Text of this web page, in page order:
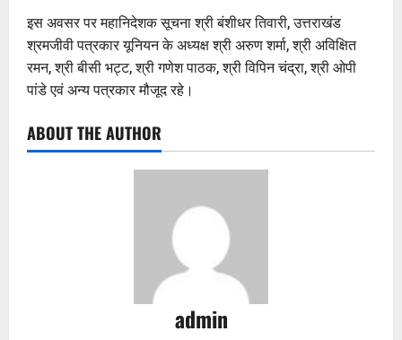
इस अवसर पर महानिदेशक सूचना श्री बंशीधर तिवारी, उत्तराखंड
श्रमजीवी पत्रकार यूनियन के अध्यक्ष श्री अरुण शर्मा, श्री अविक्षित
रमन, श्री बीसी भट्ट, श्री गणेश पाठक, श्री विपिन चंद्रा, श्री ओपी
पांडे एवं अन्य पत्रकार मौजूद रहे।
ABOUT THE AUTHOR
admin